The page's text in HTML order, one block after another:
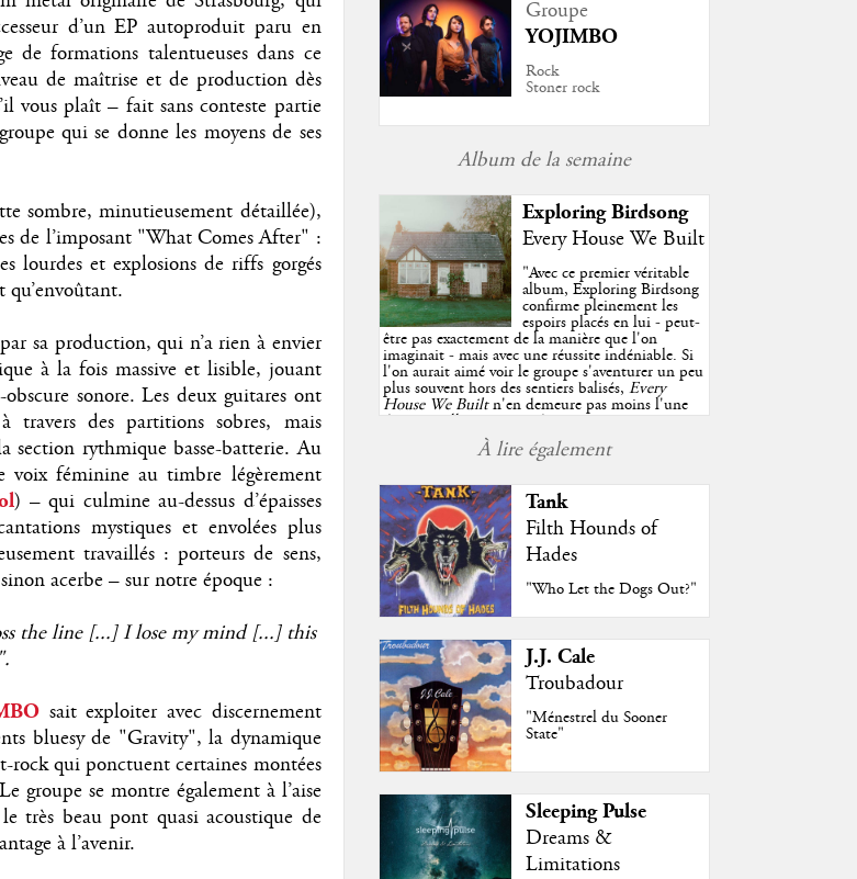
d’un EP autoproduit paru en
de formations talentueuses dans ce
de maîtrise et de production dès
vous plaît – fait sans conteste partie
qui se donne les moyens de ses
sombre, minutieusement détaillée),
de l’imposant "What Comes After" :
lourdes et explosions de riffs gorgés
qu’envoûtant.
sa production, qui n’a rien à envier
à la fois massive et lisible, jouant
sonore. Les deux guitares ont
travers des partitions sobres, mais
section rythmique basse-batterie. Au
voix féminine au timbre légèrement
) – qui culmine au-dessus d’épaisses
mystiques et envolées plus
travaillés : porteurs de sens,
acerbe – sur notre époque :
the line [...] I lose my mind [...]this
sait exploiter avec discernement
bluesy de "Gravity", la dynamique
rock qui ponctuent certaines montées
groupe se montre également à l’aise
très beau pont quasi acoustique de
à l’avenir.
Groupe
YOJIMBO
Rock
Stoner rock
Album de la semaine
Exploring Birdsong
Every House We Built
"Avec ce premier véritable
album, Exploring Birdsong
confirme pleinement les
espoirs placés en lui - peut-
être pas exactement de la manière que l'on
imaginait - mais avec une réussite indéniable. Si
l'on aurait aimé voir le groupe s'aventurer un peu
plus souvent hors des sentiers balisés,Every
House We Builtn'en demeure pas moins l'une
des très belles surprises de cette année, porté par
plusieurs morceaux qui trouveront sans difficulté
une place de choix dans vos playlists estivales.
À lire également
Tank
Filth Hounds of
Hades
"Who Let the Dogs Out?"
J.J. Cale
Troubadour
"Ménestrel du Sooner
State"
Sleeping Pulse
Dreams &
Limitations